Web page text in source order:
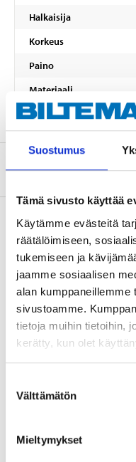
Suostumus
Tämä sivusto käyttää
Käytämme evästeitä
räätälöimiseen,
tukemiseen ja
jaamme sosiaalisen
alan kumppaneillemme
sivustoamme.
tietoja muihin tietoihin,
kerätty, kun olet
valinta
Välttämätön
Mieltymykset
Halkaisija
Korkeus
Paino
Materiaali
Tietoa valmistajasta
Osta verkosta ja
Muut